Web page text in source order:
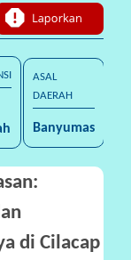
ASAL
DAERAH
Banyumas
di Cilacap